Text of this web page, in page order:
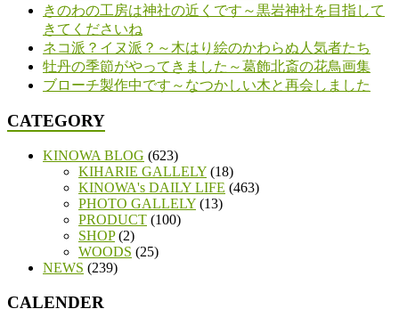
きのわの工房は神社の近くです～黒岩神社を目指して
きてくださいね
ネコ派？イヌ派？～木はり絵のかわらぬ人気者たち
牡丹の季節がやってきました～葛飾北斎の花鳥画集
ブローチ製作中です～なつかしい木と再会しました
CATEGORY
KINOWA BLOG (623)
KIHARIE GALLELY (18)
KINOWA's DAILY LIFE (463)
PHOTO GALLELY (13)
PRODUCT (100)
SHOP(2)
WOODS (25)
NEWS (239)
CALENDER